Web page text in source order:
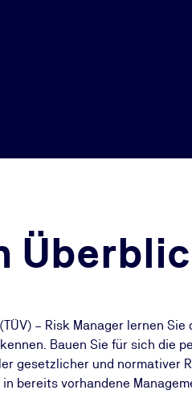
– Risk Manager lernen
Bauen Sie für sich die
gesetzlicher und normativer
bereits vorhandene